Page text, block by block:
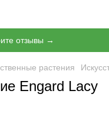
отзывы →
растения
Engard Lacy